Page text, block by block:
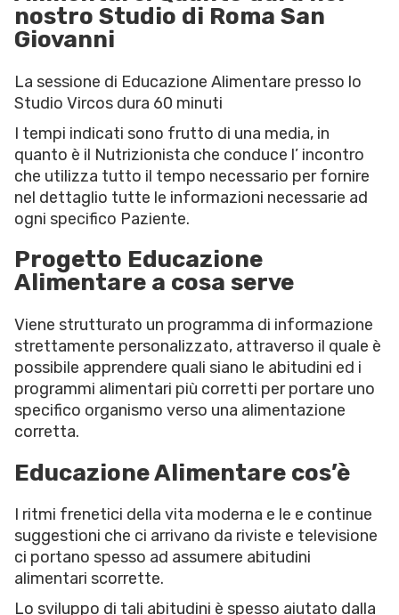
nostro Studio di Roma San
Giovanni
La sessione di Educazione Alimentare presso lo
Studio Vircos dura 60 minuti
I tempi indicati sono frutto di una media, in
quanto è il Nutrizionista che conduce l’ incontro
che utilizza tutto il tempo necessario per fornire
nel dettaglio tutte le informazioni necessarie ad
ogni specifico Paziente.
Progetto Educazione
Alimentare a cosa serve
Viene strutturato un programma di informazione
strettamente personalizzato, attraverso il quale è
possibile apprendere quali siano le abitudini ed i
programmi alimentari più corretti per portare uno
specifico organismo verso una alimentazione
corretta.
Educazione Alimentare cos’è
I ritmi frenetici della vita moderna e le e continue
suggestioni che ci arrivano da riviste e televisione
ci portano spesso ad assumere abitudini
alimentari scorrette.
Lo sviluppo di tali abitudini è spesso aiutato dalla